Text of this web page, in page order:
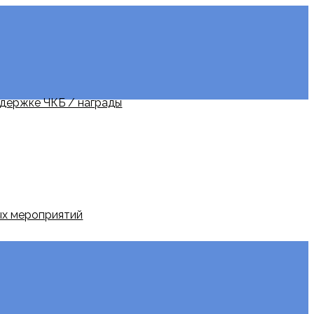
ЧКБ / награды
мероприятий